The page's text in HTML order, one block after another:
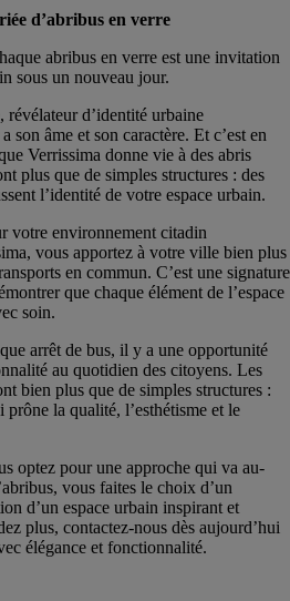
d’abribus en verre
abribus en verre est une invitation
sous un nouveau jour.
d’identité urbaine
son âme et son caractère. Et c’est en
Verrissima donne vie à des abris
plus que de simples structures : des
l’identité de votre espace urbain.
votre environnement citadin
vous apportez à votre ville bien plus
en commun. C’est une signature
que chaque élément de l’espace
soin.
arrêt de bus, il y a une opportunité
au quotidien des citoyens. Les
bien plus que de simples structures :
la qualité, l’esthétisme et le
optez pour une approche qui va au-
vous faites le choix d’un
d’un espace urbain inspirant et
plus, contactez-nous dès aujourd’hui
élégance et fonctionnalité.